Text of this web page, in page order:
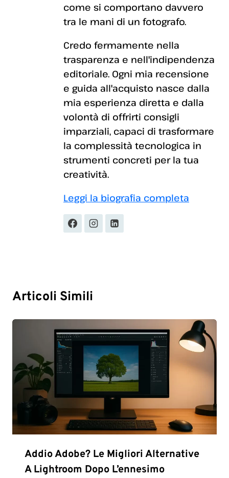
come si comportano davvero
tra le mani di un fotografo.
Credo fermamente nella
trasparenza e nell'indipendenza
editoriale. Ogni mia recensione
e guida all'acquisto nasce dalla
mia esperienza diretta e dalla
volontà di offrirti consigli
imparziali, capaci di trasformare
la complessità tecnologica in
strumenti concreti per la tua
creatività.
Leggi la biografia completa
Articoli Simili
Addio Adobe? Le Migliori Alternative
A Lightroom Dopo L’ennesimo